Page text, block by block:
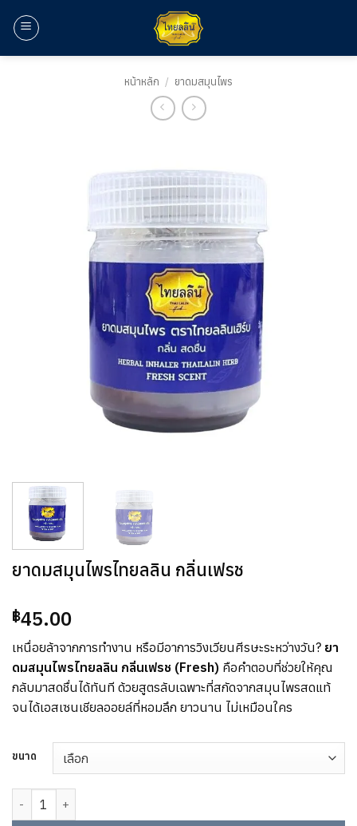
หน้าหลัก / ยาดมสมุนไพร
ยาดมสมุนไพรไทยลลิน กลิ่นเฟรช
฿45.00
เหนื่อยล้าจากการทำงาน หรือมีอาการวิงเวียนศีรษะระหว่างวัน? ยา
ดมสมุนไพรไทยลลิน กลิ่นเฟรช (Fresh) คือคำตอบที่ช่วยให้คุณ
กลับมาสดชื่นได้ทันที ด้วยสูตรลับเฉพาะที่สกัดจากสมุนไพรสดแท้
จนได้เอสเซนเชียลออยล์ที่หอมลึก ยาวนาน ไม่เหมือนใคร
ขนาด
จำนวน ยาดมสมุนไพรไทยลลิน กลิ่นเฟรช ชิ้น